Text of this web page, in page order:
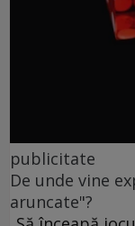
publicitate
De unde vine
aruncate"?